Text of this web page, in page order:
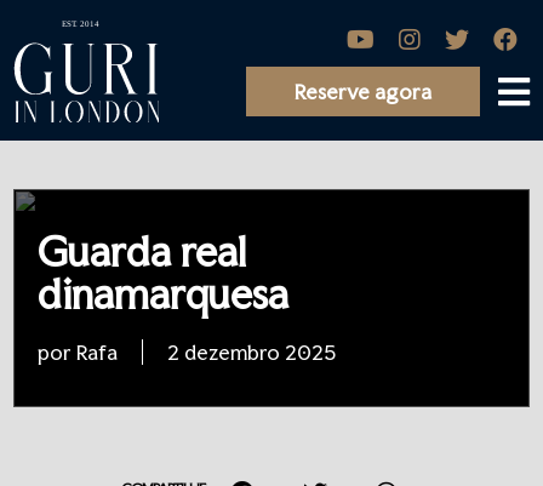
Reserve agora
Guarda real
dinamarquesa
por Rafa 2 dezembro 2025